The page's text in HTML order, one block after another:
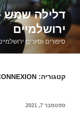
דילוג
לתוכןדלילה שמש –
ירושלמיים
סיפורים וסיורים
קטגוריה:
פורסם
ספטמבר 7, 2021